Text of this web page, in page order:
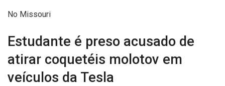
No Missouri
Estudante é preso acusado de
atirar coquetéis molotov em
veículos da Tesla